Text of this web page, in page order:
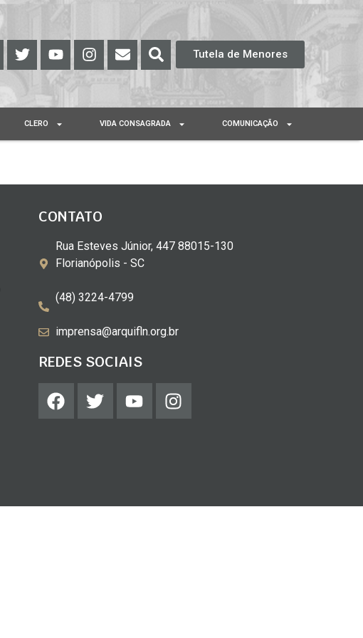
Tutela de Menores
CLERO VIDA CONSAGRADA COMUNICAÇÃO
CONTATO
Rua Esteves Júnior, 447 88015-130
Florianópolis - SC
(48) 3224-4799
imprensa@arquifln.org.br
REDES SOCIAIS